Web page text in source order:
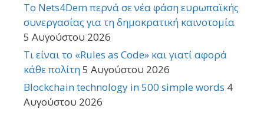
Το Nets4Dem περνά σε νέα φάση ευρωπαϊκής
συνεργασίας για τη δημοκρατική καινοτομία
5 Αυγούστου 2026
Τι είναι το «Rules as Code» και γιατί αφορά
κάθε πολίτη5 Αυγούστου 2026
Blockchain technology in 500 simple words 4
Αυγούστου 2026